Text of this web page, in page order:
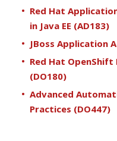
Red Hat
in Java EE (AD183)
JBoss Application
Red Hat
(DO180)
Advanced
Practices (DO447)